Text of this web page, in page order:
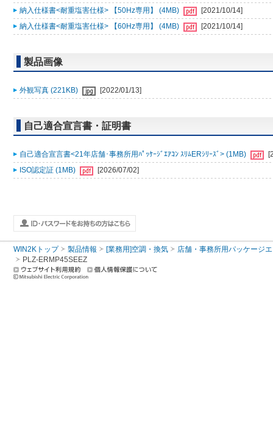
納入仕様書<耐重塩害仕様> 【50Hz専用】 (4MB)
[2021/10/14]
納入仕様書<耐重塩害仕様> 【60Hz専用】 (4MB)
[2021/10/14]
製品画像
外観写真 (221KB) [2022/01/13]
自己適合宣言書・証明書
自己適合宣言書<21年店舗･事務所用ﾊﾟｯｹｰｼﾞｴｱｺﾝ ｽﾘﾑERｼﾘｰｽﾞ> (1MB)
ISO認定証 (1MB)
[2026/07/02]
WIN2Kトップ 製品情報 [業務用]空調・換気
店舗・事務所用パッケージ
PLZ-ERMP45SEEZ